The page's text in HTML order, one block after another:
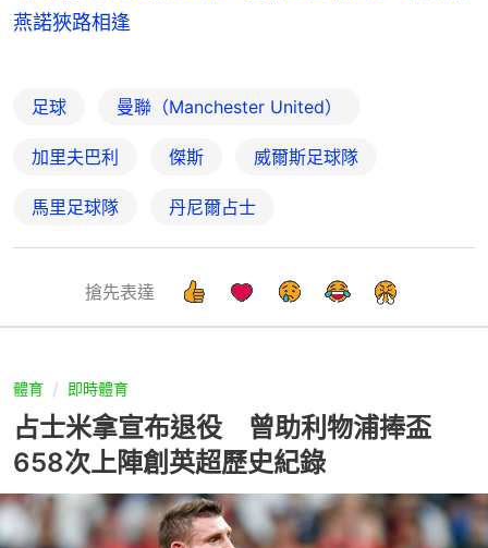
燕諾狹路相逢
足球 曼聯（Manchester United）
加里夫巴利 傑斯 威爾斯足球隊
馬里足球隊 丹尼爾占士
搶先表達
體育 即時體育
占士米拿宣布退役 曾助利物浦捧盃
658次上陣創英超歷史紀錄